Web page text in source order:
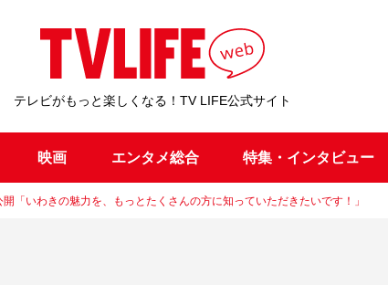
テレビがもっと楽しくなる！TV LIFE公式サイト
映画 エンタメ総合 特集・インタビュー
「いわきの魅力を、もっとたくさんの方に知っていただきたいです！」